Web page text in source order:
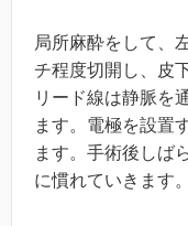
局所麻酔をして、
チ程度切開し、皮
リード線は静脈を
ます。電極を設置
ます。手術後しば
に慣れていきます。